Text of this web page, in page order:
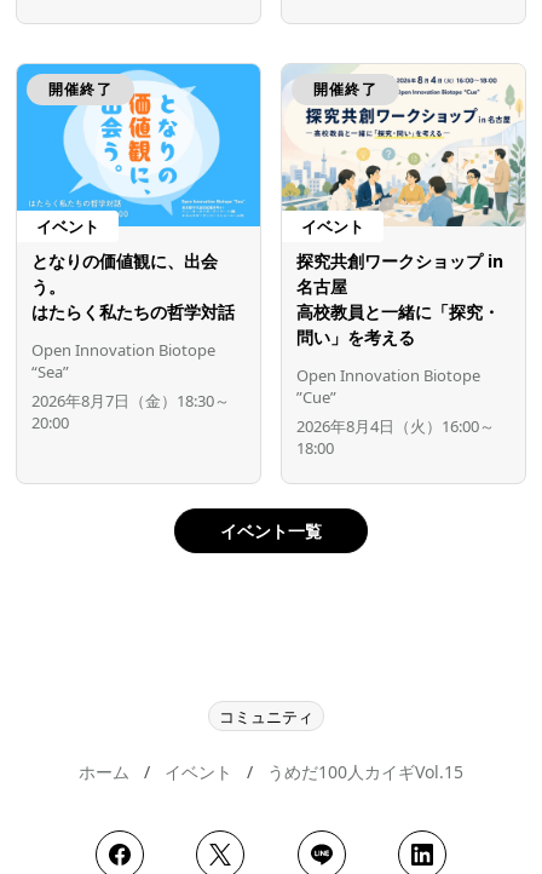
開催終了
イベント
となりの価値観に、出会
う。
はたらく私たちの哲学対話
Open Innovation Biotope
“Sea”
2026年8月7日（金）18:30～
20:00
開催終了
イベント
探究共創ワークショップ in
名古屋
高校教員と一緒に「探究・
問い」を考える
Open Innovation Biotope
”Cue”
2026年8月4日（火）16:00～
18:00
イベント一覧
コミュニティ
ホーム イベント うめだ100人カイギVol.15